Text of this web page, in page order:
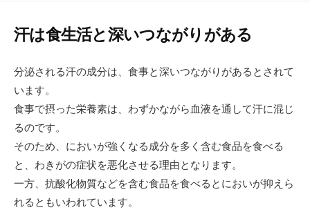
新
日
汗は食生活と深いつながりがある
分泌される汗の成分は、食事と深いつながりがあるとされて
います。
食事で摂った栄養素は、わずかながら血液を通して汗に混じ
るのです。
そのため、においが強くなる成分を多く含む食品を食べる
と、わきがの症状を悪化させる理由となります。
一方、抗酸化物質などを含む食品を食べるとにおいが抑えら
れるともいわれています。